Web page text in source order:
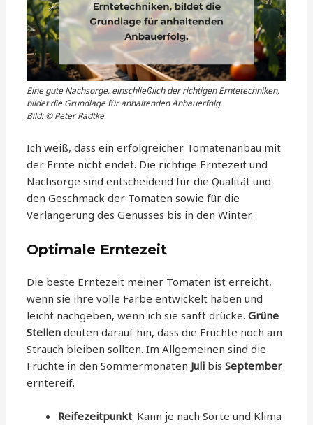
Eine gute Nachsorge, einschließlich der richtigen Erntetechniken,
bildet die Grundlage für anhaltenden Anbauerfolg.
Bild: © Peter Radtke
Ich weiß, dass ein erfolgreicher Tomatenanbau mit
der Ernte nicht endet. Die richtige Erntezeit und
Nachsorge sind entscheidend für die Qualität und
den Geschmack der Tomaten sowie für die
Verlängerung des Genusses bis in den Winter.
Optimale Erntezeit
Die beste Erntezeit meiner Tomaten ist erreicht,
wenn sie ihre volle Farbe entwickelt haben und
leicht nachgeben, wenn ich sie sanft drücke.Grüne
Stellen deuten darauf hin, dass die Früchte noch am
Strauch bleiben sollten. Im Allgemeinen sind die
Früchte in den Sommermonaten Juli bisSeptember
erntereif.
Reifezeitpunkt: Kann je nach Sorte und Klima